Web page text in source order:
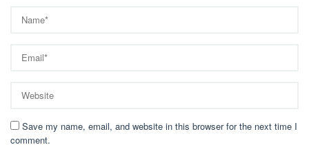
Save my name, email, and website in this browser for the next time I
comment.